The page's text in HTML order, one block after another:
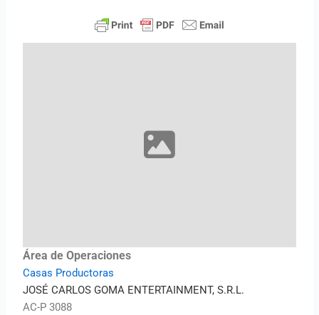
Área de Operaciones
Casas Productoras
JOSÉ CARLOS GOMA ENTERTAINMENT, S.R.L.
AC-P 3088